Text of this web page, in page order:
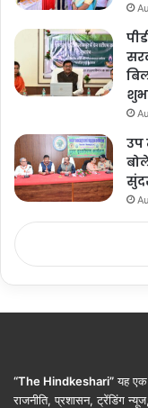
उप
“The Hindkeshari”यह एक
राजनीति, प्रशासन, ट्रेंडिंग